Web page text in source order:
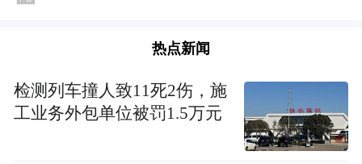
程，展望校园戏剧未来前景。为进一步体现
校园戏剧节的公益性，此次活动中大部分演
出，不仅有校内师生观众，还面向社会招募
观众。
热点新闻
检测列车撞人致11死2伤，施
工业务外包单位被罚1.5万元